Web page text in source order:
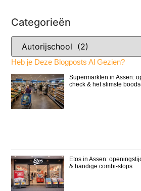
Categorieën
Heb je Deze Blogposts Al Gezien?
Supermarkten in Assen:
check & het slimste
Etos in Assen:
& handige combi-stops